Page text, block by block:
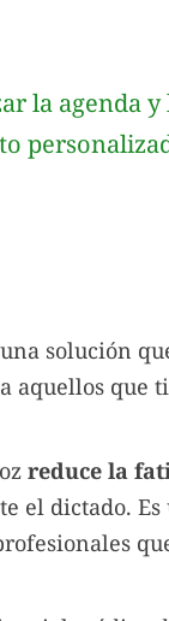
la agenda
solución
aquellos que
reduce la
el dictado. Es